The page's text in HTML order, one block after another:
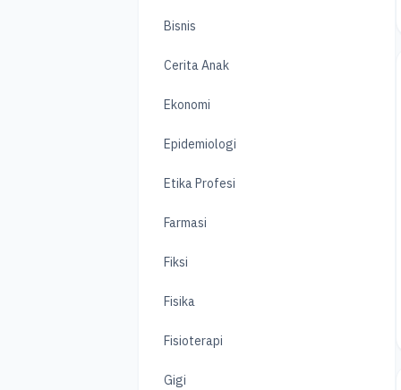
Bisnis
Cerita Anak
Ekonomi
Epidemiologi
Etika Profesi
Farmasi
Fiksi
Fisika
Fisioterapi
Gigi